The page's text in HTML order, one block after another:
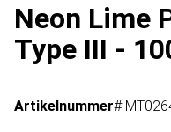
Neon Lime
Type III -
Artikelnummer#